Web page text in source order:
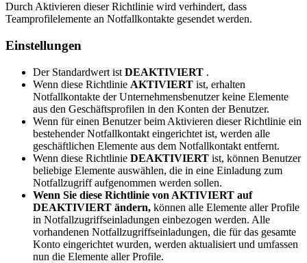
Durch Aktivieren dieser Richtlinie wird verhindert, dass
Teamprofilelemente an Notfallkontakte gesendet werden.
Einstellungen
Der Standardwert ist DEAKTIVIERT .
Wenn diese Richtlinie AKTIVIERT ist, erhalten
Notfallkontakte der Unternehmensbenutzer keine Elemente
aus den Geschäftsprofilen in den Konten der Benutzer.
Wenn für einen Benutzer beim Aktivieren dieser Richtlinie ein
bestehender Notfallkontakt eingerichtet ist, werden alle
geschäftlichen Elemente aus dem Notfallkontakt entfernt.
Wenn diese Richtlinie DEAKTIVIERT ist, können Benutzer
beliebige Elemente auswählen, die in eine Einladung zum
Notfallzugriff aufgenommen werden sollen.
Wenn Sie diese Richtlinie von AKTIVIERT auf
DEAKTIVIERT ändern, können alle Elemente aller Profile
in Notfallzugriffseinladungen einbezogen werden. Alle
vorhandenen Notfallzugriffseinladungen, die für das gesamte
Konto eingerichtet wurden, werden aktualisiert und umfassen
nun die Elemente aller Profile.